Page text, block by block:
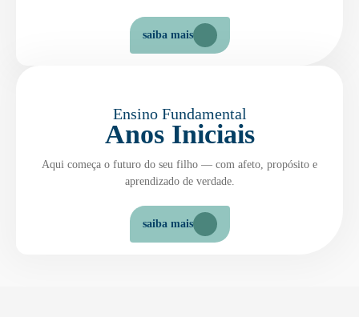
saiba mais
Ensino Fundamental
Anos Iniciais
Aqui começa o futuro do seu filho — com afeto, propósito e
aprendizado de verdade.
saiba mais